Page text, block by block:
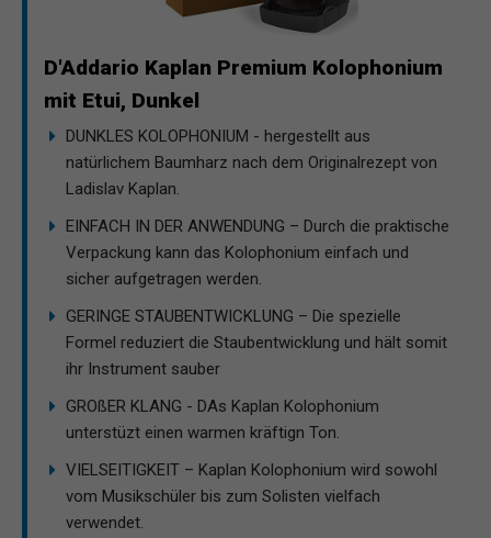
D'Addario Kaplan Premium Kolophonium
mit Etui, Dunkel
DUNKLES KOLOPHONIUM - hergestellt aus
natürlichem Baumharz nach dem Originalrezept von
Ladislav Kaplan.
EINFACH IN DER ANWENDUNG – Durch die praktische
Verpackung kann das Kolophonium einfach und
sicher aufgetragen werden.
GERINGE STAUBENTWICKLUNG – Die spezielle
Formel reduziert die Staubentwicklung und hält somit
ihr Instrument sauber
GROßER KLANG - DAs Kaplan Kolophonium
unterstüzt einen warmen kräftign Ton.
VIELSEITIGKEIT – Kaplan Kolophonium wird sowohl
vom Musikschüler bis zum Solisten vielfach
verwendet.